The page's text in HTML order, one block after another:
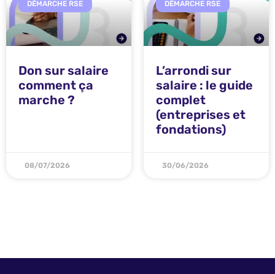
DÉMARCHE RSE
Don sur salaire
comment ça
marche ?
08/07/2026
DÉMARCHE RSE
L’arrondi sur
salaire : le guide
complet
(entreprises et
fondations)
30/06/2026